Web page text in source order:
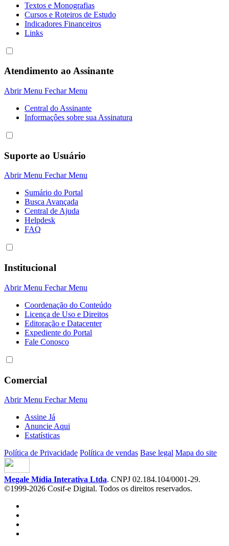
Textos e Monografias
Cursos e Roteiros de Estudo
Indicadores Financeiros
Links
Atendimento ao Assinante
Abrir Menu Fechar Menu
Central do Assinante
Informaçôes sobre sua Assinatura
Suporte ao Usuário
Abrir Menu Fechar Menu
Sumário do Portal
Busca Avançada
Central de Ajuda
Helpdesk
FAQ
Institucional
Abrir Menu Fechar Menu
Coordenação do Conteúdo
Licença de Uso e Direitos
Editoração e Datacenter
Expediente do Portal
Fale Conosco
Comercial
Abrir Menu Fechar Menu
Assine Já
Anuncie Aqui
Estatísticas
Política de Privacidade Política de vendas Base legal Mapa do site
Megale Mídia Interativa Ltda. CNPJ 02.184.104/0001-29.
©1999-2026 Cosif-e Digital. Todos os direitos reservados.